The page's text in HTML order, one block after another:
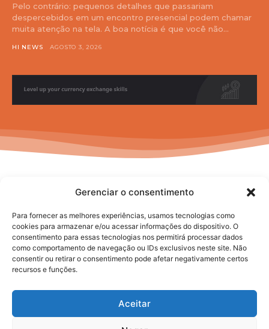
Gerenciar o consentimento
Para fornecer as melhores experiências, usamos tecnologias como
cookies para armazenar e/ou acessar informações do dispositivo. O
consentimento para essas tecnologias nos permitirá processar dados
como comportamento de navegação ou IDs exclusivos neste site. Não
consentir ou retirar o consentimento pode afetar negativamente certos
recursos e funções.
Aceitar
Pelo contrário: pequenos detalhes que passariam
despercebidos em um encontro presencial podem chamar
muita atenção na tela. A boa notícia é que você não...
HI NEWS AGOSTO 3, 2026
No posts to display